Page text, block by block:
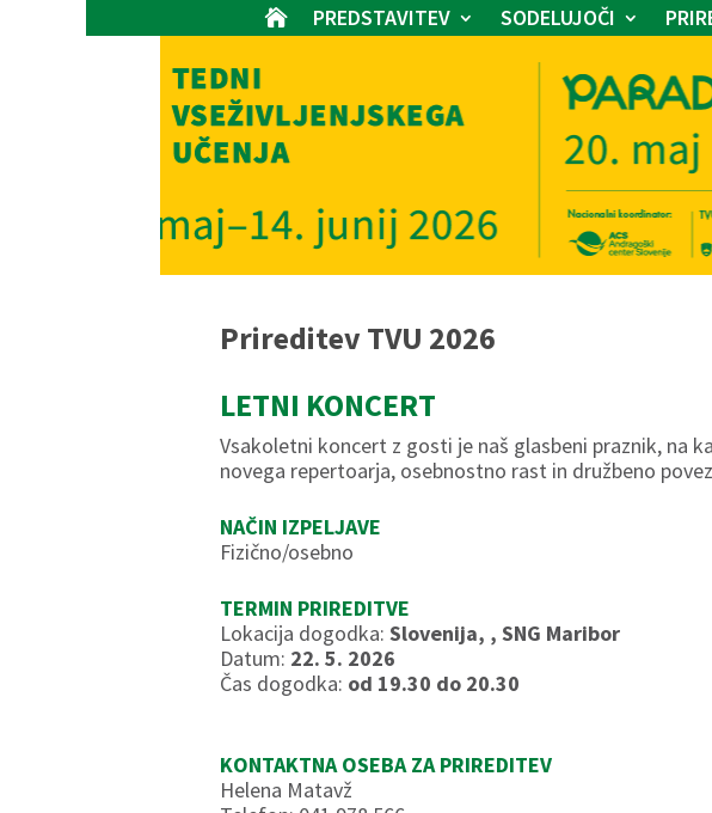
 PREDSTAVITEV SODELUJOČI
Prireditev TVU 2026
LETNI KONCERT
Vsakoletni koncert z gosti je naš glasbeni praznik, na
novega repertoarja, osebnostno rast in družbeno
NAČIN IZPELJAVE
Fizično/osebno
TERMIN PRIREDITVE
Lokacija dogodka:Slovenija, , SNG Maribor
Datum: 22. 5. 2026
Čas dogodka: od 19.30 do 20.30
KONTAKTNA OSEBA ZA PRIREDITEV
Helena Matavž